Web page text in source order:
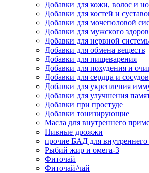
Добавки для кожи, волос и
Добавки для костей и
Добавки для мочеполовой
Добавки для мужского
Добавки для нервной
Добавки для обмена веществ
Добавки для пищеварения
Добавки для похудения и
Добавки для сердца и сосудов
Добавки для укрепления
Добавки для улучшения
Добавки при простуде
Добавки тонизирующие
Масла для внутреннего
Пивные дрожжи
прочие БАД для
Рыбий жир и омега-3
Фиточай
Фиточай/чай